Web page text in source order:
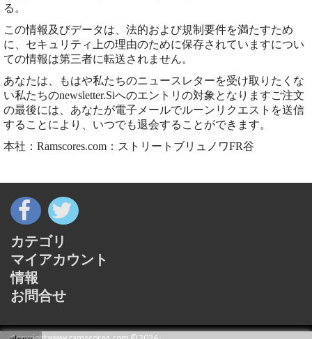
る。
この情報及びデータは、法的および規制要件を満たすため
に、セキュリティ上の理由のために保存されていますについ
ての情報は第三者に転送されません。
あなたは、もはや私たちのニュースレターを受け取りたくな
い私たちのnewsletter.Siへのエントリの対象となりますご注文
の最後には、あなたが電子メールでルーンリクエストを送信
することにより、いつでも退会することができます。
本社：Ramscores.com：ストリートブリュノワFR谷
カテゴリ
マイアカウント
情報
お問合せ